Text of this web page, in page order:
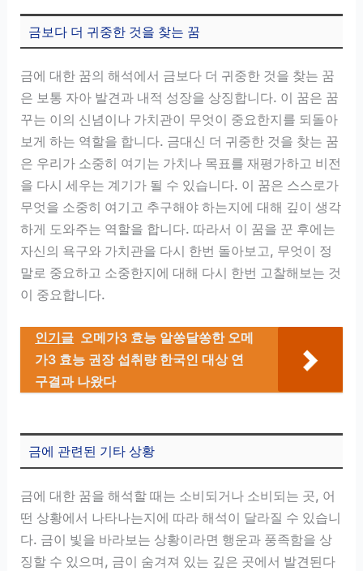
금보다 더 귀중한 것을 찾는 꿈
금에 대한 꿈의 해석에서 금보다 더 귀중한 것을 찾는 꿈
은 보통 자아 발견과 내적 성장을 상징합니다. 이 꿈은 꿈
꾸는 이의 신념이나 가치관이 무엇이 중요한지를 되돌아
보게 하는 역할을 합니다. 금대신 더 귀중한 것을 찾는 꿈
은 우리가 소중히 여기는 가치나 목표를 재평가하고 비전
을 다시 세우는 계기가 될 수 있습니다. 이 꿈은 스스로가
무엇을 소중히 여기고 추구해야 하는지에 대해 깊이 생각
하게 도와주는 역할을 합니다. 따라서 이 꿈을 꾼 후에는
자신의 욕구와 가치관을 다시 한번 돌아보고, 무엇이 정
말로 중요하고 소중한지에 대해 다시 한번 고찰해보는 것
이 중요합니다.
인기글 오메가3 효능 알쏭달쏭한 오메
가3 효능 권장 섭취량 한국인 대상 연
구결과 나왔다
금에 관련된 기타 상황
금에 대한 꿈을 해석할 때는 소비되거나 소비되는 곳, 어
떤 상황에서 나타나는지에 따라 해석이 달라질 수 있습니
다. 금이 빛을 바라보는 상황이라면 행운과 풍족함을 상
징할 수 있으며, 금이 숨겨져 있는 깊은 곳에서 발견된다